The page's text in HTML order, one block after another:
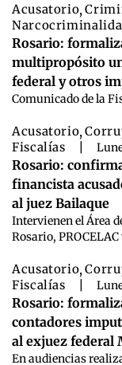
Acusatorio,
Rosario:
multipropósito
federal y otros
Comunicado de la
Acusatorio,
Fiscalías
Rosario:
financista
al juez Bailaque
Intervienen el Área
Rosario, PROCELAC
Acusatorio,
Fiscalías
Rosario:
contadores
al exjuez federal
En audiencias